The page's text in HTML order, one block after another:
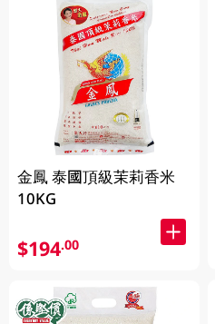
金鳳 泰國頂級茉莉香米
10KG
$194.00